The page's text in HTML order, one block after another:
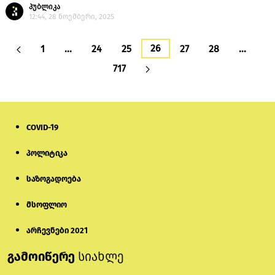
პუბლიკა
12:44, 28 ნოემბერი, 2025
1 … 24 25 26 27 28
…
717
COVID-19
პოლიტიკა
საზოგადოება
მსოფლიო
არჩევნები 2021
გამოიწერე სიახლე